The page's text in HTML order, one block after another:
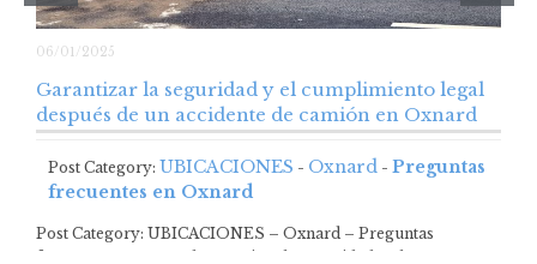
06/01/2025
Garantizar la seguridad y el cumplimiento legal
después de un accidente de camión en Oxnard
Post Category: UBICACIONES - Oxnard - Preguntas
frecuentes en Oxnard
Post Category: UBICACIONES – Oxnard – Preguntas